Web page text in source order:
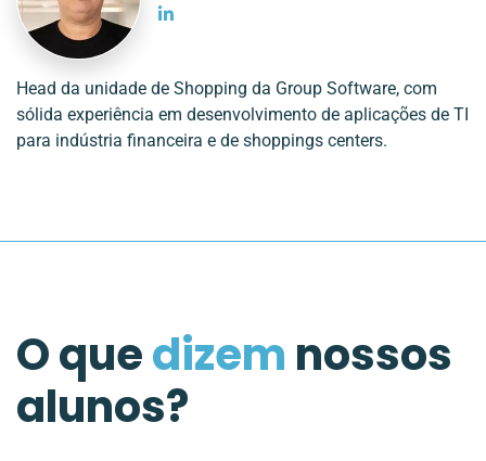
Head da unidade de Shopping da Group Software, com
sólida experiência em desenvolvimento de aplicações de TI
para indústria financeira e de shoppings centers.
O quedizem nossos
alunos?